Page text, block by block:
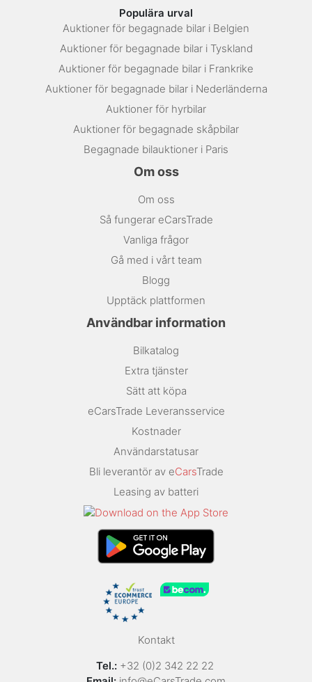
Populära urval
Auktioner för begagnade bilar i Belgien
Auktioner för begagnade bilar i Tyskland
Auktioner för begagnade bilar i Frankrike
Auktioner för begagnade bilar i Nederländerna
Auktioner för hyrbilar
Auktioner för begagnade skåpbilar
Begagnade bilauktioner i Paris
Om oss
Om oss
Så fungerar eCarsTrade
Vanliga frågor
Gå med i vårt team
Blogg
Upptäck plattformen
Användbar information
Bilkatalog
Extra tjänster
Sätt att köpa
eCarsTrade Leveransservice
Kostnader
Användarstatusar
Bli leverantör av eCarsTrade
Leasing av batteri
Kontakt
Tel.: +32 (0)2 342 22 22